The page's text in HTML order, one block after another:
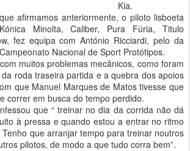
Kia.
afirmamos anteriormente, o piloto lisboeta
Minolta, Caliber, Pura Fúria, Titulo
fez equipa com António Ricciardi, pelo da
Nacional de Sport Protótipos.
muitos problemas mecânicos, como foram
roda traseira partida e a quebra dos apoios
que Manuel Marques de Matos tivesse que
correr em busca do tempo perdido.
que “ treinar no dia da corrida não dá
à pressa e quando estou a entrar no ritmo
que arranjar tempo para treinar noutros
pilotos, de modo a que tudo corra bem”.